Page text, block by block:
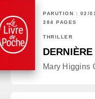
PARUTION : 02/
384 PAGES
THRILLER
Mary Higgins